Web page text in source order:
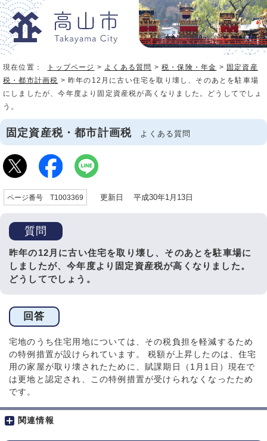
現在位置： トップページ > よくある質問 >税・保険・年金 > 固定資産
税・都市計画税 > 昨年の12月に古い住宅を取り壊し、そのあとを駐車場
にしましたが、今年度より固定資産税が高くなりました。どうしてでしょ
う。
固定資産税・都市計画税 よくある質問
ページ番号 T1003369 更新日 平成30年1月13日
質問
昨年の12月に古い住宅を取り壊し、そのあとを駐車場に
しましたが、今年度より固定資産税が高くなりました。
どうしてでしょう。
回答
宅地のうち住宅用地については、その税負担を軽減するため
の特例措置が設けられています。 税額が上昇したのは、住宅
用の家屋が取り壊されたために、賦課期日（1月1日）現在で
は更地と認定され、この特例措置が受けられなくなったため
です。
関連情報